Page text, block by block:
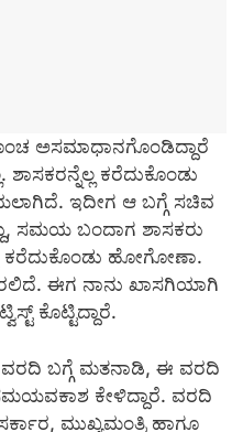
ಅಸಮಾಧಾನಗೊಂಡಿದ್ದಾರೆ
ಕರೆದುಕೊಂಡು
ಇದೀಗ ಆ ಬಗ್ಗೆ ಸಚಿವ
ಸಮಯ ಬಂದಾಗ ಶಾಸಕರು
ಕರೆದುಕೊಂಡು ಹೋಗೋಣಾ.
ಈಗ ನಾನು ಖಾಸಗಿಯಾಗಿ
ಕೊಟ್ಟಿದ್ದಾರೆ.
ವರದಿ ಬಗ್ಗೆ ಮತನಾಡಿ, ಈ ವರದಿ
ಕೇಳಿದ್ದಾರೆ. ವರದಿ
ಮುಖ್ಯಮಂತ್ರಿ ಹಾಗೂ